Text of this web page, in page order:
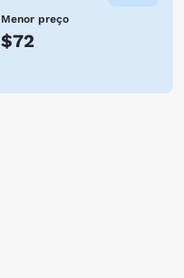
Menor preço
$72